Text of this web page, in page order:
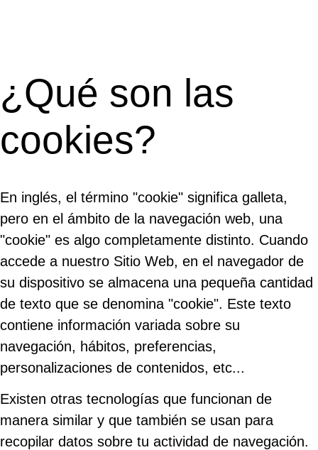
¿Qué son las
cookies?
En inglés, el término "cookie" significa galleta,
pero en el ámbito de la navegación web, una
"cookie" es algo completamente distinto. Cuando
accede a nuestro Sitio Web, en el navegador de
su dispositivo se almacena una pequeña cantidad
de texto que se denomina "cookie". Este texto
contiene información variada sobre su
navegación, hábitos, preferencias,
personalizaciones de contenidos, etc...
Existen otras tecnologías que funcionan de
manera similar y que también se usan para
recopilar datos sobre tu actividad de navegación.
CUMPLEAÑOS
NOSOTROS
GALERÍA
CONTACTO